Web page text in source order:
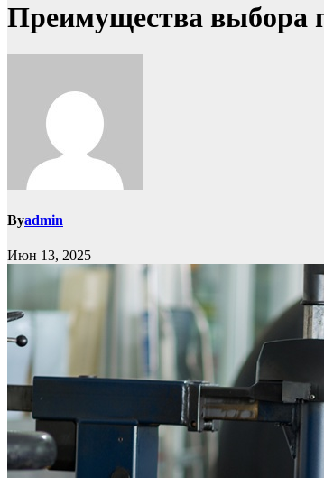
Преимущества выбора
Byadmin
Июн 13, 2025